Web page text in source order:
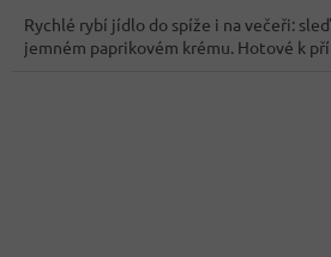
z
5
hvězdiček.
Rychlé rybí jídlo do spíže i na večeři:
jemném paprikovém krému. Hotové k